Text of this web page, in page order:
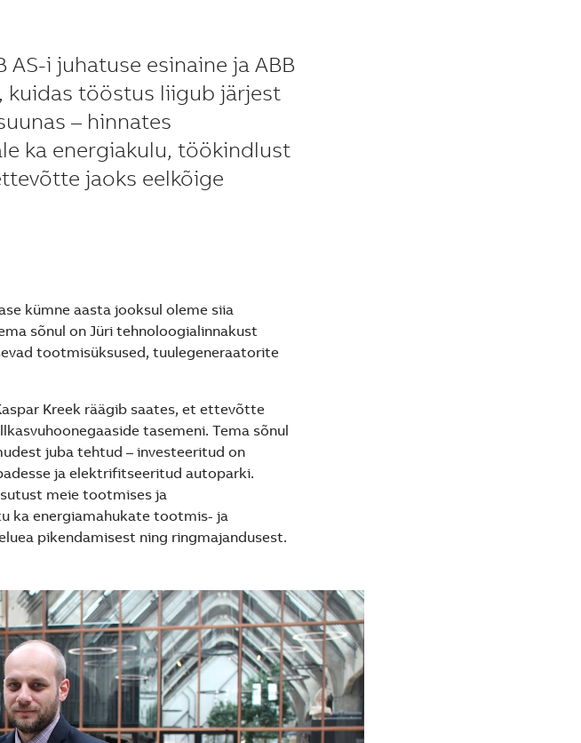
i juhatuse esinaine ja ABB
kuidas tööstus liigub järjest
– hinnates
ka energiakulu, töökindlust
jaoks eelkõige
kümne aasta jooksul oleme siia
sõnul on Jüri tehnoloogialinnakust
tootmisüksused, tuulegeneraatorite
Kreek räägib saates, et ettevõtte
tasemeni. Tema sõnul
juba tehtud – investeeritud on
ja elektrifitseeritud autoparki.
meie tootmises ja
ka energiamahukate tootmis- ja
pikendamisest ning ringmajandusest.